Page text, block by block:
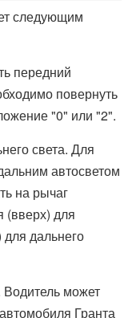
следующим
передний
повернуть
"0" или "2".
света. Для
автосветом
на рычаг
(вверх) для
для дальнего
Водитель может
Гранта